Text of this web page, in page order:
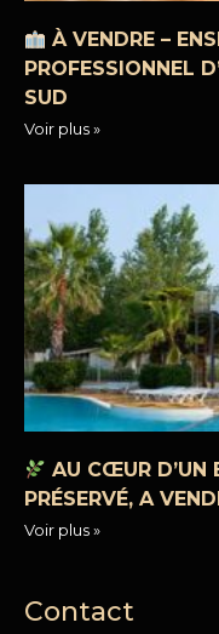
À VENDRE –
PROFESSIONNEL
SUD
Voir plus »
AU CŒUR D’UN
PRÉSERVÉ, A
Voir plus »
Contact